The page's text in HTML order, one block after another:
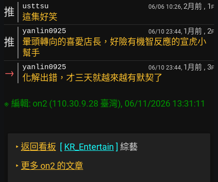
推 usttsu 06/06 10:26, 2月前 , 1 F
這集好笑
推
yanlin0925 06/10 23:44, 1月前 , 2F
暈頭轉向的喜愛店長，好險有機智反應的宣虎小
幫手
→ yanlin0925 06/10 23:44, 1月前 , 3F
化解出錯，才三天就越來越有默契了
‣ 返回看板 [ KR_Entertain ] 綜藝
‣ 更多 on2 的文章